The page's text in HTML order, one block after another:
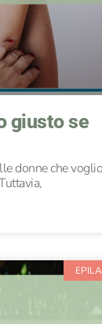
giusto se
donne che